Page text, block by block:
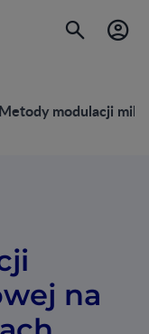
Metody modulacji
na